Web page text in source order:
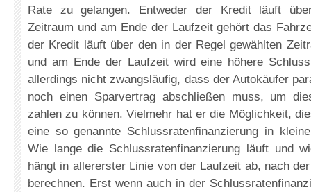
Rate zu gelangen. Entweder der Kredit läuft
Zeitraum und am Ende der Laufzeit gehört das
der Kredit läuft über den in der Regel gewählten
und am Ende der Laufzeit wird eine höhere
allerdings nicht zwangsläufig, dass der Autokäufer
noch einen Sparvertrag abschließen muss, um
zahlen zu können. Vielmehr hat er die Möglichkeit,
eine so genannte Schlussratenfinanzierung in
Wie lange die Schlussratenfinanzierung läuft und
hängt in allererster Linie von der Laufzeit ab, nach
berechnen. Erst wenn auch in der